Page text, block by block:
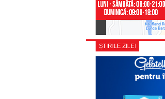
ȘTIRILE ZILEI